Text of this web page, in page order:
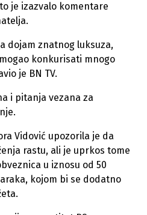
je izazvalo komentare
dojam znatnog luksuza,
konkurisati mnogo
je BN TV.
i pitanja vezana za
Vidović upozorila je da
rastu, ali je uprkos tome
u iznosu od 50
kojom bi se dodatno